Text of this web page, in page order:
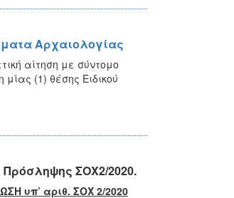
Αρχαιολογίας
αίτηση με σύντομο
(1) θέσης Ειδικού
ΣΟΧ2/2020.
υπ’ αριθ. ΣΟΧ 2/2020